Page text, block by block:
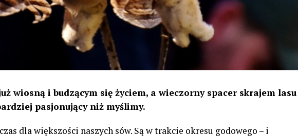
wiosną i budzącym się życiem, a wieczorny spacer skrajem lasu
pasjonujący niż myślimy.
dla większości naszych sów. Są w trakcie okresu godowego – i